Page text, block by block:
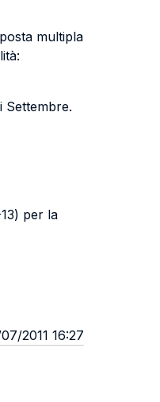
multipla
Settembre.
per la
2011 16:27